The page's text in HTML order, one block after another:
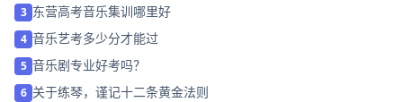
3 东营高考音乐集训哪里好
4 音乐艺考多少分才能过
5 音乐剧专业好考吗？
6 关于练琴，谨记十二条黄金法则